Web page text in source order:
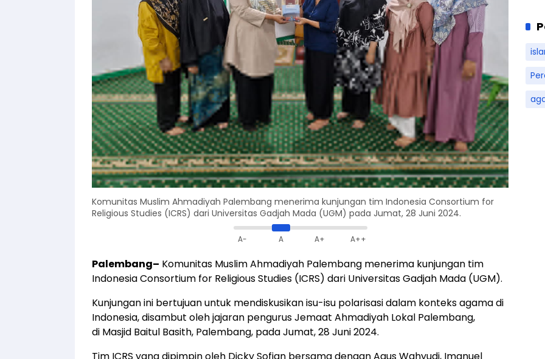
Komunitas Muslim Ahmadiyah Palembang menerima kunjungan tim Indonesia Consortium for
Religious Studies (ICRS) dari Universitas Gadjah Mada (UGM) pada Jumat, 28 Juni 2024.
A- A A+ A++
Palembang– Komunitas Muslim Ahmadiyah Palembang menerima kunjungan tim
Indonesia Consortium for Religious Studies (ICRS) dari Universitas Gadjah Mada (UGM).
Kunjungan ini bertujuan untuk mendiskusikan isu-isu polarisasi dalam konteks agama di
Indonesia, disambut oleh jajaran pengurus Jemaat Ahmadiyah Lokal Palembang,
di Masjid Baitul Basith, Palembang, pada Jumat, 28 Juni 2024.